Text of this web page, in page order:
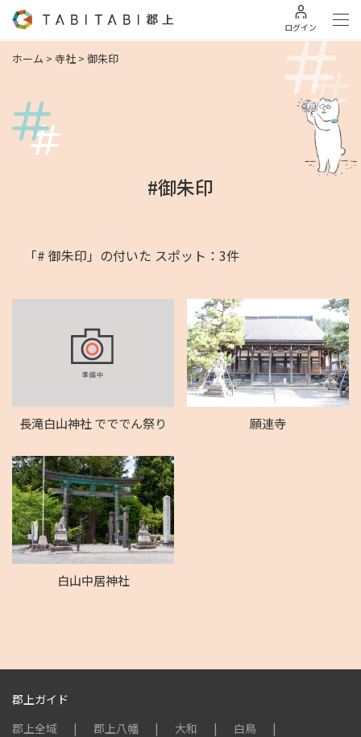
ログイン
ホーム > 寺社 > 御朱印
#御朱印
「# 御朱印」の付いた スポット：3件
長滝白山神社 でででん祭り 願連寺
白山中居神社
郡上ガイド
郡上全域
郡上八幡 大和
白鳥